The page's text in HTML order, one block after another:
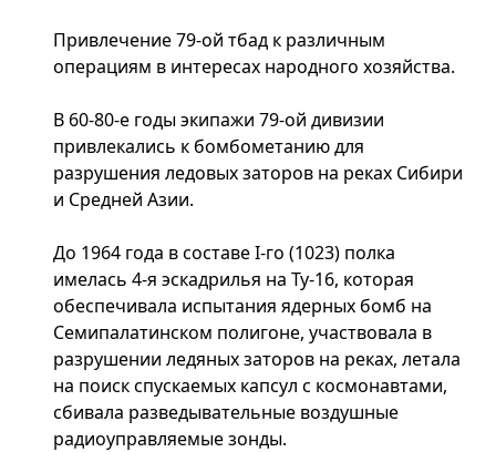
Привлечение 79-ой тбад к различным
операциям в интересах народного хозяйства.
В 60-80-е годы экипажи 79-ой дивизии
привлекались к бомбометанию для
разрушения ледовых заторов на реках Сибири
и Средней Азии.
До 1964 года в составе I-го (1023) полка
имелась 4-я эскадрилья на Ту-16, которая
обеспечивала испытания ядерных бомб на
Семипалатинском полигоне, участвовала в
разрушении ледяных заторов на реках, летала
на поиск спускаемых капсул с космонавтами,
сбивала разведывательные воздушные
радиоуправляемые зонды.